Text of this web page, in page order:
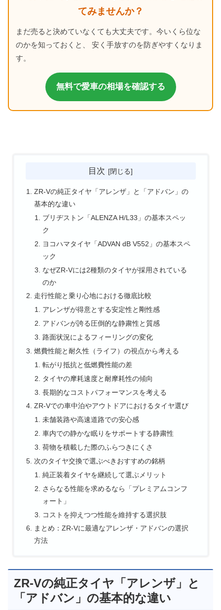
てみませんか？
まだ売ると決めていなくても大丈夫です。今いくら位な
のかを知っておくと、 安く手放すのを防ぎやすくなりま
す。
無料で愛車の相場を確認する
目次
ZR-Vの純正タイヤ「アレンザ」と「アドバン」の
基本的な違い
ブリヂストン「ALENZA H/L33」の基本スペッ
ク
ヨコハマタイヤ「ADVAN dB V552」の基本スペ
ック
なぜZR-Vには2種類のタイヤが採用されている
のか
走行性能と乗り心地における徹底比較
アレンザが得意とする安定性と剛性感
アドバンが誇る圧倒的な静粛性と質感
路面状況によるフィーリングの変化
燃費性能と耐久性（ライフ）の視点から考える
転がり抵抗と低燃費性能の差
タイヤの摩耗速度と耐摩耗性の傾向
長期的なコストパフォーマンスを考える
ZR-Vでの車中泊やアウトドアにおけるタイヤ選び
未舗装路や高速道路での安心感
車内での静かな眠りをサポートする静粛性
荷物を積載した際のふらつきにくさ
次のタイヤ交換で選ぶべきおすすめの銘柄
純正装着タイヤを継続して選ぶメリット
さらなる性能を求めるなら「プレミアムコンフ
ォート」
コストを抑えつつ性能を維持する選択肢
まとめ：ZR-Vに最適なアレンザ・アドバンの選択
方法
ZR-Vの純正タイヤ「アレンザ」と
「アドバン」の基本的な違い